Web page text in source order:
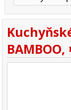
BAMBOO,